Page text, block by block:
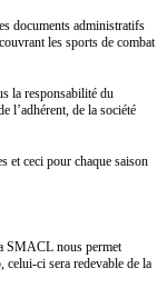
documents administratifs
les sports de combat
la responsabilité du
l’adhérent, de la société
et ceci pour chaque saison
SMACL nous permet
celui-ci sera redevable de la